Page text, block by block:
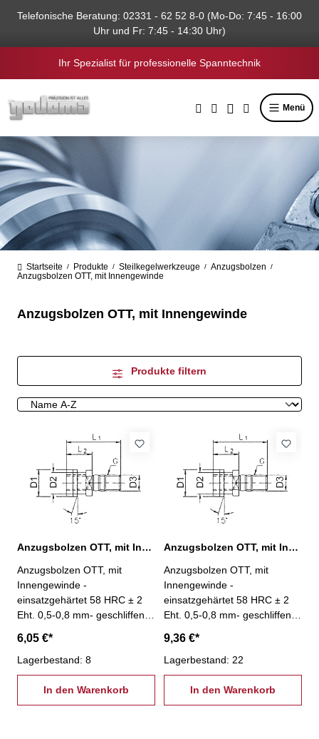
springen
Telefonische Beratung: 02331 - 62 52 8-0 (Mo-Do: 7:45 - 16:00
Uhr und Fr: 7:45 - 14:30 Uhr)
Ihr Spezialist für professionelle Spanntechnik
Menü
Startseite / Produkte / Steilkegelwerkzeuge / Anzugsbolzen /
Anzugsbolzen OTT, mit Innengewinde
Anzugsbolzen OTT, mit Innengewinde
Produkte filtern
Anzugsbolzen OTT, mit Innengewinde, SK 40
Anzugsbolzen OTT, mit
Innengewinde -
einsatzgehärtet 58 HRC ± 2
Eht. 0,5-0,8 mm- geschliffen
6,05 €*
Lagerbestand: 8
In den Warenkorb
Anzugsbolzen OTT, mit Innengewinde, SK 50
Anzugsbolzen OTT, mit
Innengewinde -
einsatzgehärtet 58 HRC ± 2
Eht. 0,5-0,8 mm- geschliffen
9,36 €*
Lagerbestand: 22
In den Warenkorb